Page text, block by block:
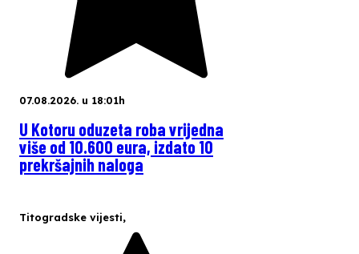
07.08.2026. u 18:01h
U Kotoru oduzeta roba vrijedna
više od 10.600 eura, izdato 10
prekršajnih naloga
Titogradske vijesti,